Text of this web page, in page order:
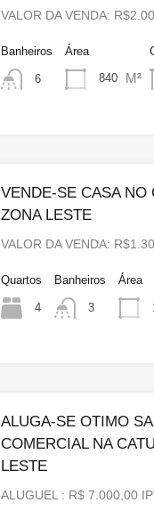
VALOR DA VENDA:
Banheiros
6
Área
840 M²
VENDE-SE CASA NO
ZONA LESTE
VALOR DA VENDA:
Quartos
4
Banheiros
3
Área
ALUGA-SE OTIMO
COMERCIAL NA
LESTE
ALUGUEL : R$ 7.000,00